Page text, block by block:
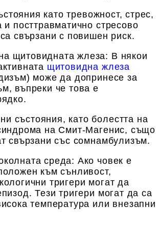
като тревожност, стрес,
и посттравматично стресово
свързани с повишен риск.
щитовидната жлеза: В някои
щитовидна жлеза
може да допринесе за
въпреки че това е
състояния, като болестта на
на Смит-Магенис, също
свързани със сомнамбулизъм.
среда: Ако човек е
към сънливост,
тригери могат да
Тези тригери могат да са
температура или внезапни